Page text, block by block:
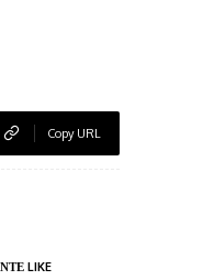
Copy URL
LIKE